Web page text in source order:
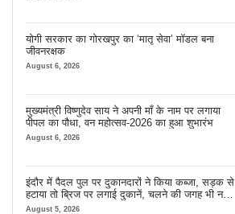
योगी सरकार का गोरखपुर का ‘मातृ सेवा’ मॉडल बना
जीवनरक्षक
August 6, 2026
मुख्यमंत्री विष्णुदेव साय ने अपनी माँ के नाम पर लगाया
पीपल का पौधा, वन महोत्सव-2026 का हुआ शुभारंभ
August 6, 2026
इंदौर में पैदल पुल पर दुकानदारों ने किया कब्जा, सड़क से
हटाया तो ब्रिज पर लगाई दुकानें, चलने की जगह भी नहीं
मिल रही
August 5, 2026